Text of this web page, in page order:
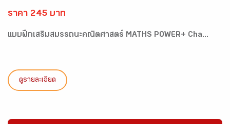
ราคา 245 บาท
แบบฝึกเสริมสมรรถนะคณิตศาสตร์ MATHS POWER+ Cha...
ดูรายละเอียด